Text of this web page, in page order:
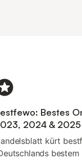
Bestes
2024 & 2025
kürt
bestem